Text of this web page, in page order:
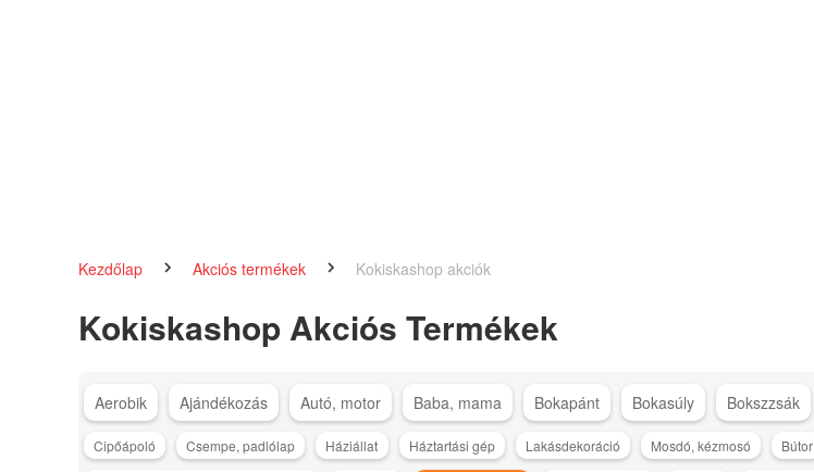
Kezdőlap Akciós termékek Kokiskashop akciók
Kokiskashop Akciós Termékek
Aerobik Ajándékozás Autó, motor Baba, mama Bokapánt Bokasúly Bokszzsák
Cipőápoló Csempe, padlólap Háziállat Háztartási gép Lakásdekoráció Mosdó, kézmosó Bútor